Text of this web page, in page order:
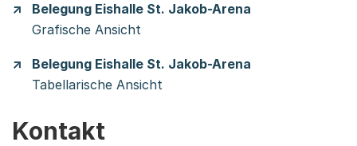
Belegung Eishalle St. Jakob-Arena
Grafische Ansicht
Belegung Eishalle St. Jakob-Arena
Tabellarische Ansicht
Kontakt